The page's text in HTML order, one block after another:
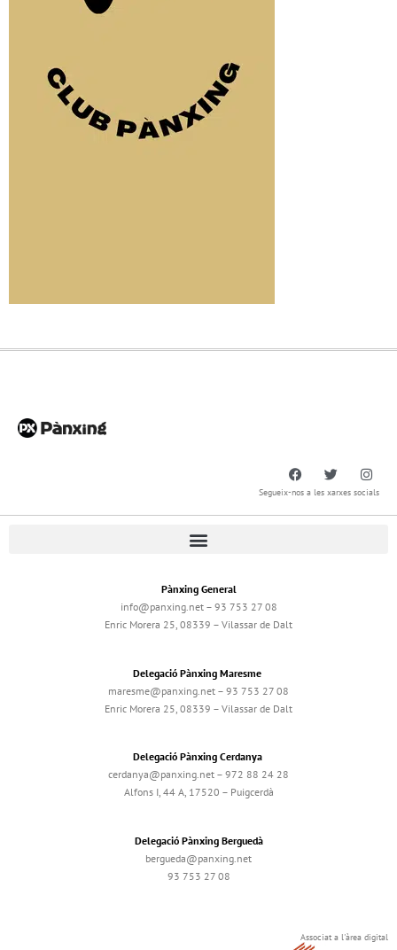
Segueix-nos a les xarxes socials
Pànxing General
info@panxing.net – 93 753 27 08
Enric Morera 25, 08339 – Vilassar de Dalt
Delegació Pànxing Maresme
maresme@panxing.net – 93 753 27 08
Enric Morera 25, 08339 – Vilassar de Dalt
Delegació Pànxing Cerdanya
cerdanya@panxing.net – 972 88 24 28
Alfons I, 44 A, 17520 – Puigcerdà
Delegació Pànxing Berguedà
bergueda@panxing.net
93 753 27 08
Associat a l'àrea digital